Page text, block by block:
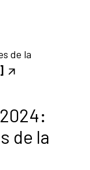
de la
de la